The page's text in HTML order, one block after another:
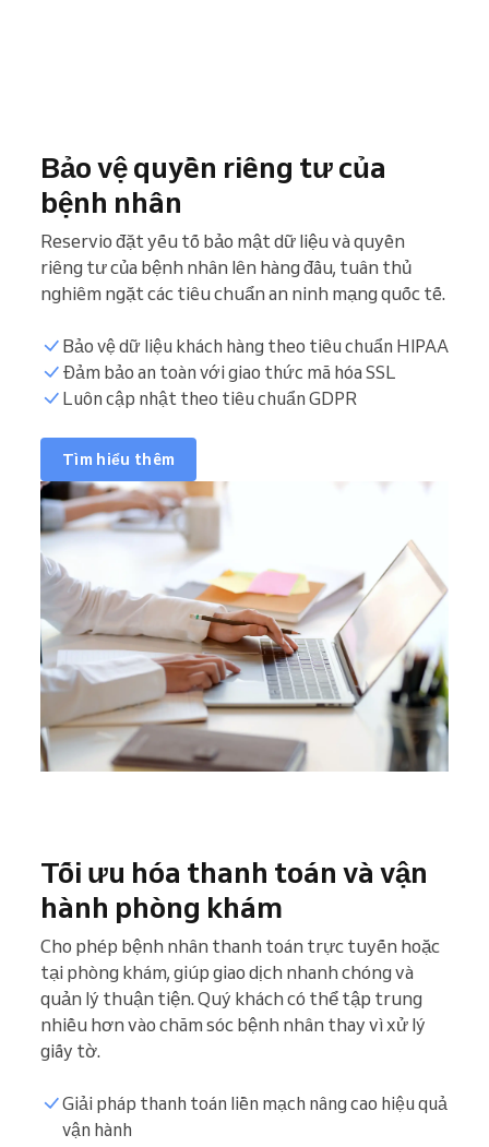
Bảo vệ quyền riêng tư của
bệnh nhân
Reservio đặt yếu tố bảo mật dữ liệu và quyền
riêng tư của bệnh nhân lên hàng đầu, tuân thủ
nghiêm ngặt các tiêu chuẩn an ninh mạng quốc tế.
Bảo vệ dữ liệu khách hàng theo tiêu chuẩn HIPAA
Đảm bảo an toàn với giao thức mã hóa SSL
Luôn cập nhật theo tiêu chuẩn GDPR
Tìm hiểu thêm
Tối ưu hóa thanh toán và vận
hành phòng khám
Cho phép bệnh nhân thanh toán trực tuyến hoặc
tại phòng khám, giúp giao dịch nhanh chóng và
quản lý thuận tiện. Quý khách có thể tập trung
nhiều hơn vào chăm sóc bệnh nhân thay vì xử lý
giấy tờ.
Giải pháp thanh toán liền mạch nâng cao hiệu quả
vận hành